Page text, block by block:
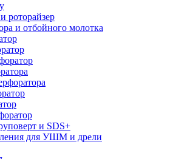
роторайзер
и отбойного молотка
и SDS+
для УШМ и дрели